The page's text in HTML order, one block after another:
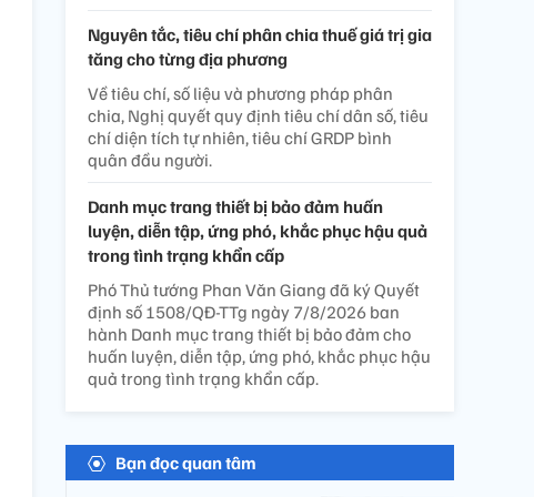
Nguyên tắc, tiêu chí phân chia thuế giá trị gia
tăng cho từng địa phương
Về tiêu chí, số liệu và phương pháp phân
chia, Nghị quyết quy định tiêu chí dân số, tiêu
chí diện tích tự nhiên, tiêu chí GRDP bình
quân đầu người.
Danh mục trang thiết bị bảo đảm huấn
luyện, diễn tập, ứng phó, khắc phục hậu quả
trong tình trạng khẩn cấp
Phó Thủ tướng Phan Văn Giang đã ký Quyết
định số 1508/QĐ-TTg ngày 7/8/2026 ban
hành Danh mục trang thiết bị bảo đảm cho
huấn luyện, diễn tập, ứng phó, khắc phục hậu
quả trong tình trạng khẩn cấp.
Bạn đọc quan tâm